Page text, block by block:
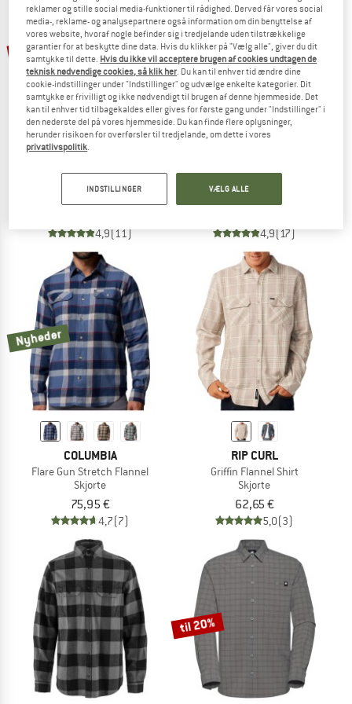
TO THE SALE
til 40%
Fjällglim Shirt
4,9(11)
til 30%
L/S LW Fjord Flannel Shirt
4,9(17)
Nyheder
COLUMBIA
Flare Gun Stretch Flannel
Skjorte
75,95 €
4,7(7)
RIP CURL
Griffin Flannel Shirt
Skjorte
62,65 €
5,0(3)
til 20%
reklamer og stille social media-funktioner til rådighed. Derved får vores social
media-, reklame- og analysepartnere også information om din benyttelse af
vores website, hvoraf nogle befinder sig i tredjelande uden tilstrækkelige
garantier for at beskytte dine data. Hvis du klikker på "Vælg alle", giver du dit
samtykke til dette. Hvis du ikke vil acceptere brugen af cookies undtagen de
teknisk nødvendige cookies, så klik her. Du kan til enhver tid ændre dine
cookie-indstillinger under "Indstillinger" og udvælge enkelte kategorier. Dit
samtykke er frivilligt og ikke nødvendigt til brugen af denne hjemmeside. Det
kan til enhver tid tilbagekaldes eller gives for første gang under "Indstillinger" i
den nederste del på vores hjemmeside. Du kan finde flere oplysninger,
herunder risikoen for overførsler til tredjelande, om dette i vores
privatlivspolitik.
INDSTILLINGER VÆLG ALLE